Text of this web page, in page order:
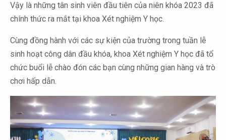
Vậy là những tân sinh viên đầu tiên của niên khóa 2023 đã
chính thức ra mắt tại khoa Xét nghiệm Y học.
Cùng đồng hành với các sự kiện của trường trong tuần lễ
sinh hoạt công dân đầu khóa, khoa Xét nghiệm Y học đã tổ
chức buổi lễ chào đón các bạn cùng những gian hàng và trò
chơi hấp dẫn.